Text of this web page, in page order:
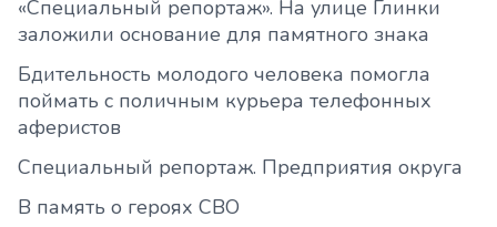
«Специальный репортаж». На улице Глинки
заложили основание для памятного знака
Бдительность молодого человека помогла
поймать с поличным курьера телефонных
аферистов
Специальный репортаж. Предприятия округа
В память о героях СВО